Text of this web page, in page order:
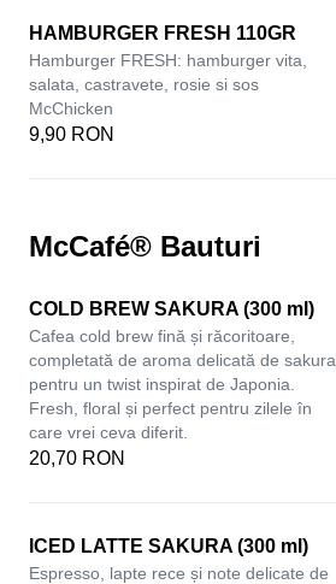
HAMBURGER FRESH 110GR
Hamburger FRESH: hamburger vita,
salata, castravete, rosie si sos
McChicken
9,90 RON
McCafé® Bauturi
COLD BREW SAKURA (300 ml)
Cafea cold brew fină și răcoritoare,
completată de aroma delicată de sakura
pentru un twist inspirat de Japonia.
Fresh, floral și perfect pentru zilele în
care vrei ceva diferit.
20,70 RON
ICED LATTE SAKURA (300 ml)
Espresso, lapte rece și note delicate de